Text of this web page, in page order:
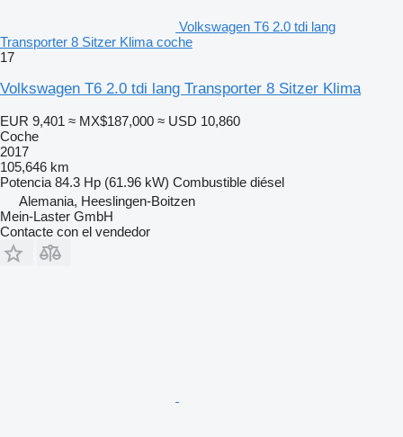
Volkswagen T6 2.0 tdi lang
Transporter 8 Sitzer Klima coche
17
Volkswagen T6 2.0 tdi lang Transporter 8 Sitzer Klima
EUR 9,401 ≈ MX$187,000 ≈ USD 10,860
Coche
2017
105,646 km
Potencia 84.3 Hp (61.96 kW) Combustible diésel
Alemania, Heeslingen-Boitzen
Mein-Laster GmbH
Contacte con el vendedor